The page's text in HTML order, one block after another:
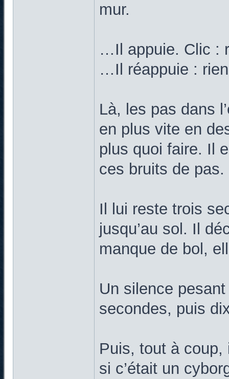
mur.
…Il appuie. Clic :
…Il réappuie :
Là, les pas dans
en plus vite en
plus quoi faire. Il
ces bruits de pas.
Il lui reste trois
jusqu’au sol. Il
manque de bol,
Un silence pesant
secondes, puis
Puis, tout à
si c’était un